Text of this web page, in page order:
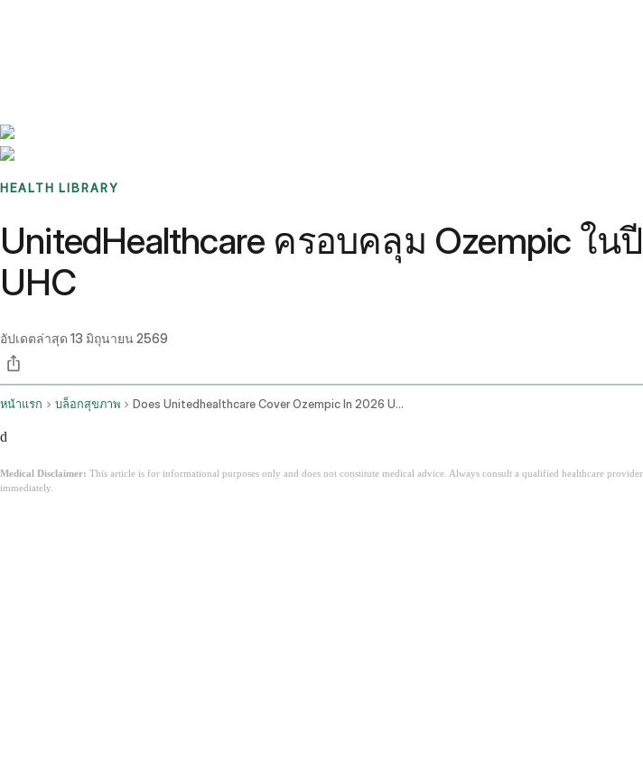
HEALTH LIBRARY
UnitedHealthcare ครอบคลุม Ozempic ใ
UHC
อัปเดตล่าสุด 13 มิถุนายน 2569
หน้าแรก บล็อกสุขภาพ Does Unitedhealthcare Cover Ozempic In 2026 Uhc Coverage Guide
d
Medical Disclaimer: This article is for informational purposes only and does not constitute medical advice. Always consult a qualified healthcare
immediately.